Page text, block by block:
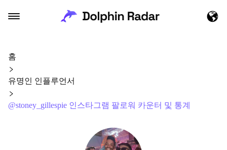
홈
유명인 인플루언서
@stoney_gillespie 인스타그램 팔로워 카운터 및 통계